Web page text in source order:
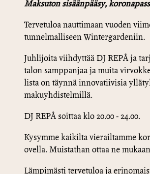
Maksuton sisäänpääsy,
Tervetuloa nauttimaan vuoden
tunnelmalliseen Wintergardeniin.
Juhlijoita viihdyttää DJ REPÅ ja
talon samppanjaa ja muita
lista on täynnä innovatiivisia
makuyhdistelmillä.
DJ REPÅ soittaa klo 20.00 - 24.00.
Kysymme kaikilta vierailtamme
ovella. Muistathan ottaa ne
Lämpimästi tervetuloa ja